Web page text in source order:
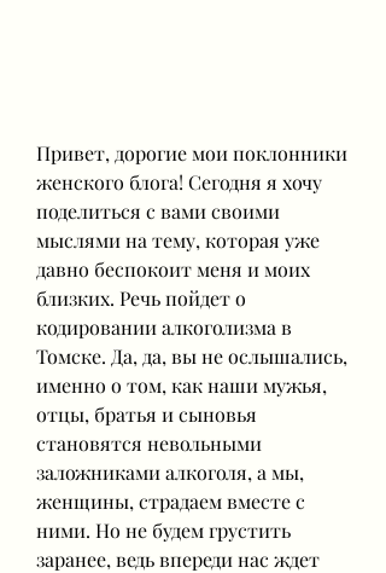
Привет, дорогие мои поклонники
женского блога! Сегодня я хочу
поделиться с вами своими
мыслями на тему, которая уже
давно беспокоит меня и моих
близких. Речь пойдет о
кодировании алкоголизма в
Томске. Да, да, вы не ослышались,
именно о том, как наши мужья,
отцы, братья и сыновья
становятся невольными
заложниками алкоголя, а мы,
женщины, страдаем вместе с
ними. Но не будем грустить
заранее, ведь впереди нас ждет